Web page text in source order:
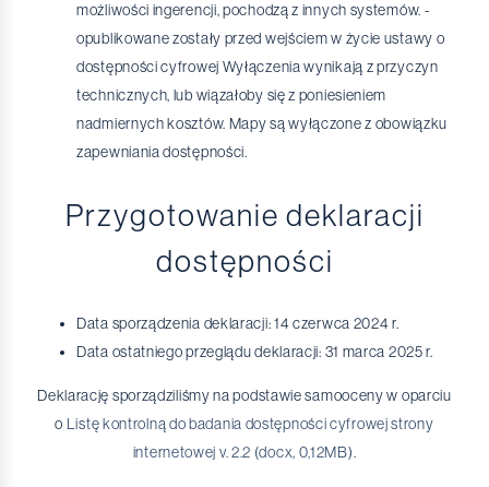
możliwości ingerencji, pochodzą z innych systemów. -
opublikowane zostały przed wejściem w życie ustawy o
dostępności cyfrowej Wyłączenia wynikają z przyczyn
technicznych, lub wiązałoby się z poniesieniem
nadmiernych kosztów. Mapy są wyłączone z obowiązku
zapewniania dostępności.
Przygotowanie deklaracji
dostępności
Data sporządzenia deklaracji: 14 czerwca 2024 r.
Data ostatniego przeglądu deklaracji: 31 marca 2025 r.
Deklarację sporządziliśmy na podstawie samooceny w oparciu
o Listę kontrolną do badania dostępności cyfrowej strony
internetowej v. 2.2 (docx, 0,12MB).